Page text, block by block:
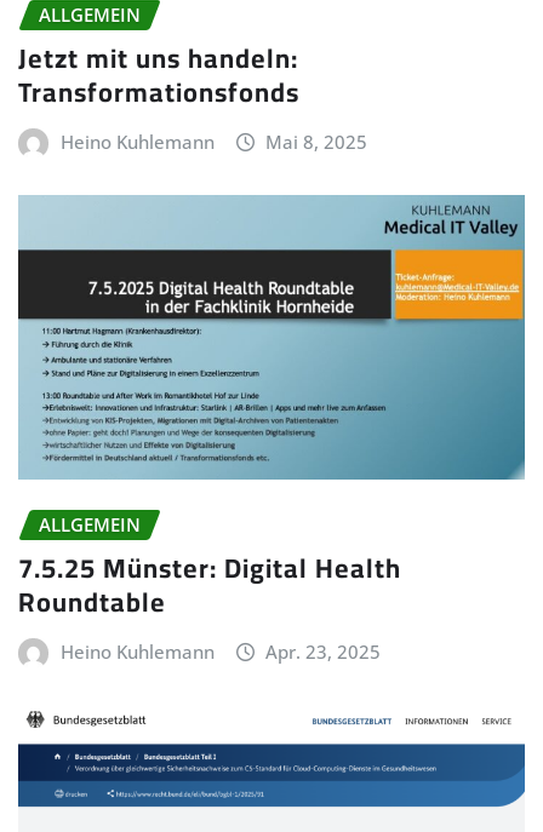
ALLGEMEIN
Jetzt mit uns handeln:
Transformationsfonds
Heino Kuhlemann Mai 8, 2025
ALLGEMEIN
7.5.25 Münster: Digital Health
Roundtable
Heino Kuhlemann Apr. 23, 2025